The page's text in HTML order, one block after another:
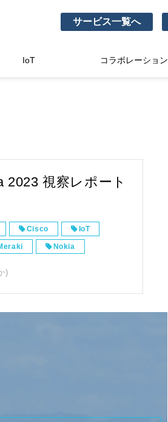
サービス一覧へ
IoT コラボレーション
2023 視察レポート
Cisco IoT
Nokia
)